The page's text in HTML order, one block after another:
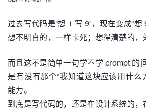
过去写代码是“想 1 写 9”，现在变成“想
想不明白的，一样卡死；想得清楚的，
而且这不是简单一句学不学 prompt 的问
是有没有那个“我知道这块应该用什么
能力。
到底是写代码的，还是在设计系统的